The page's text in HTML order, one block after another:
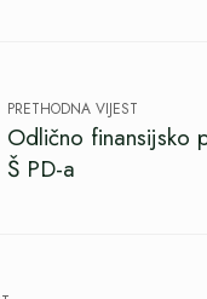
PRETHODNA VIJEST
Odlično finansijsko
Š PD-a